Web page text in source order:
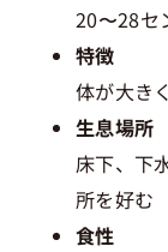
20〜28セ
特徴
体が大き
生息場所
床下、下
所を好む
食性